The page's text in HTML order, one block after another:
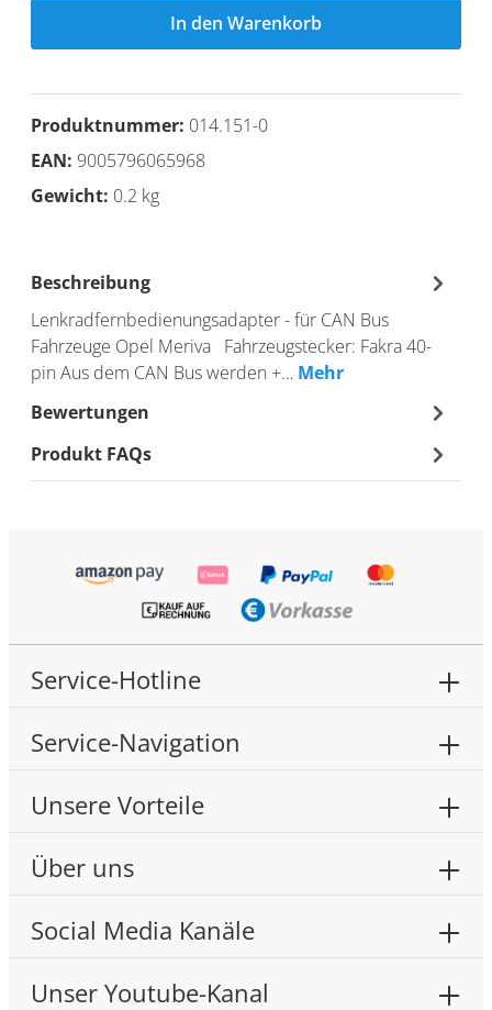
In den Warenkorb
Produktnummer: 014.151-0
EAN: 9005796065968
Gewicht: 0.2 kg
Beschreibung
Lenkradfernbedienungsadapter - für CAN Bus
Fahrzeuge Opel Meriva Fahrzeugstecker: Fakra 40-
pin Aus dem CAN Bus werden +… Mehr
Bewertungen
Produkt FAQs
Service-Hotline
Service-Navigation
Unsere Vorteile
Über uns
Social Media Kanäle
Unser Youtube-Kanal